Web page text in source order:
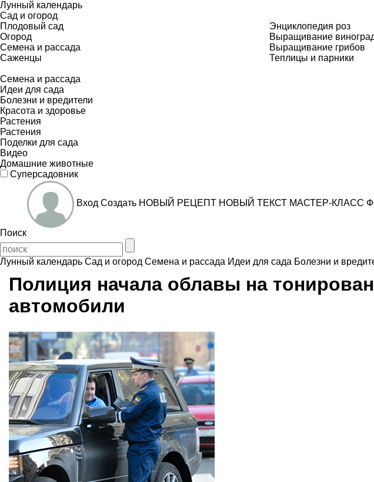
Лунный календарь
Сад и огород
Плодовый сад
Огород
Семена и рассада
Саженцы
Энциклопедия роз
Выращивание
Выращивание грибов
Теплицы и парники
Семена и рассада
Идеи для сада
Болезни и вредители
Красота и здоровье
Растения
Растения
Поделки для сада
Видео
Домашние животные
Суперсадовник
Вход Создать НОВЫЙ РЕЦЕПТ НОВЫЙ ТЕКСТ МАСТЕР-КЛАСС
Поиск
Лунный календарь Сад и огород Семена и рассада Идеи для сада Болезни и
Полиция начала облавы на
автомобили